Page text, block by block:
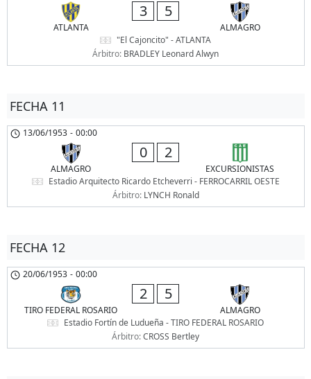
ATLANTA
3 5
ALMAGRO
"El Cajoncito" - ATLANTA
Árbitro: BRADLEY Leonard Alwyn
FECHA 11
13/06/1953 - 00:00
ALMAGRO
0 2
EXCURSIONISTAS
Estadio Arquitecto Ricardo Etcheverri - FERROCARRIL OESTE
Árbitro: LYNCH Ronald
FECHA 12
20/06/1953 - 00:00
TIRO FEDERAL ROSARIO
2 5
ALMAGRO
Estadio Fortín de Ludueña - TIRO FEDERAL ROSARIO
Árbitro:CROSS Bertley